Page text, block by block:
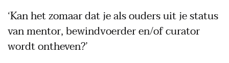
‘Kan het zomaar dat je als ouders uit je status
van mentor, bewindvoerder en/of curator
wordt ontheven?’